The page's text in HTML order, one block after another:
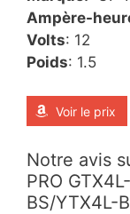
Ampère-
Volts: 12
Poids: 1.5
Voir le prix
Notre avis
PRO
BS/YTX4L-